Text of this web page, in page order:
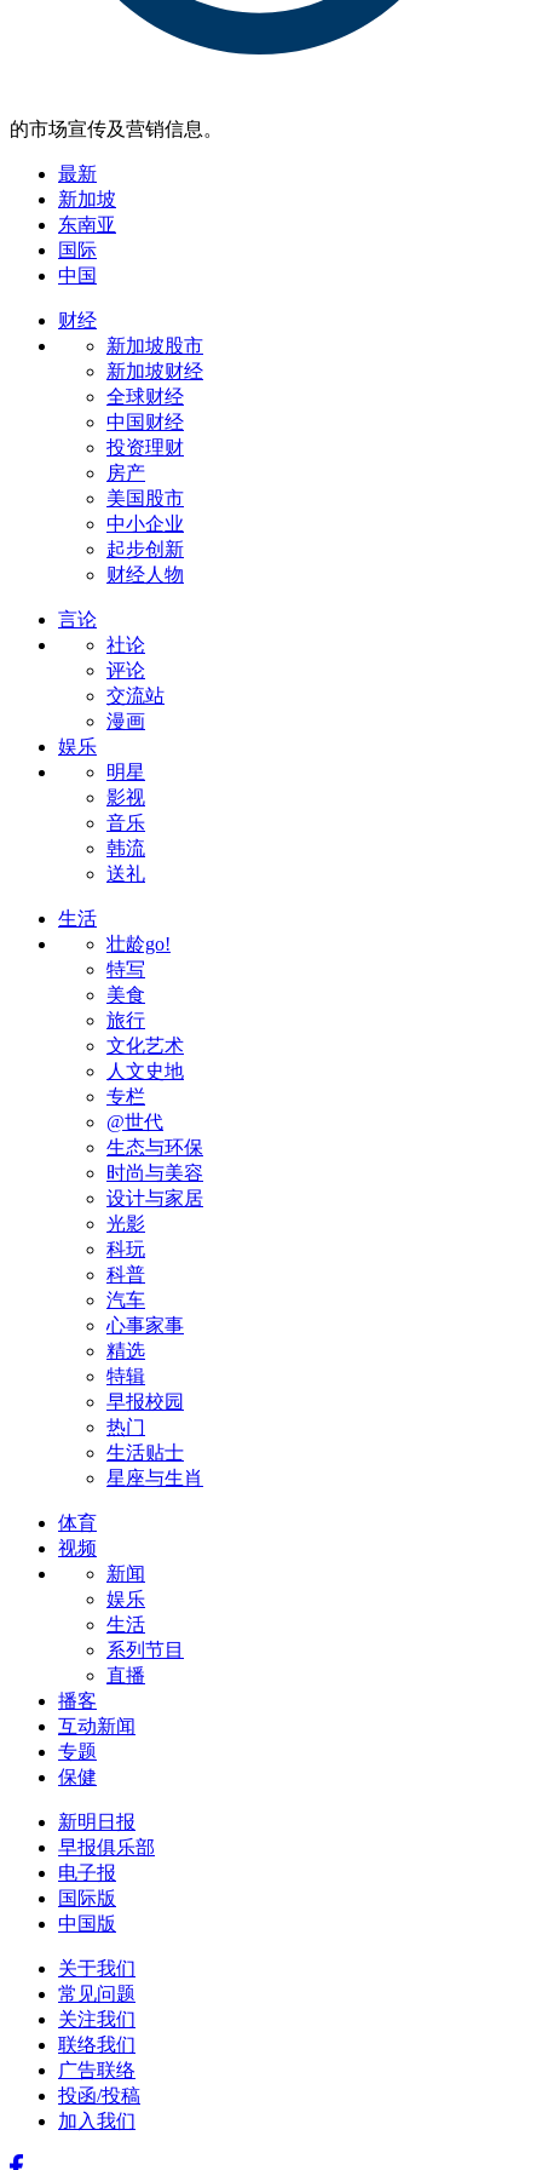
的市场宣传及营销信息。
最新
新加坡
东南亚
国际
中国
财经
新加坡股市
新加坡财经
全球财经
中国财经
投资理财
房产
美国股市
中小企业
起步创新
财经人物
言论
社论
评论
交流站
漫画
娱乐
明星
影视
音乐
韩流
送礼
生活
壮龄go!
特写
美食
旅行
文化艺术
人文史地
专栏
@世代
生态与环保
时尚与美容
设计与家居
光影
科玩
科普
汽车
心事家事
精选
特辑
早报校园
热门
生活贴士
星座与生肖
体育
视频
新闻
娱乐
生活
系列节目
直播
播客
互动新闻
专题
保健
新明日报
早报俱乐部
电子报
国际版
中国版
关于我们
常见问题
关注我们
联络我们
广告联络
投函/投稿
加入我们